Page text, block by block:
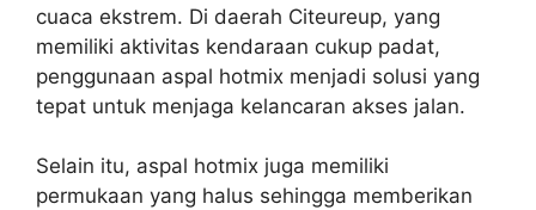
cuaca ekstrem. Di daerah Citeureup, yang
memiliki aktivitas kendaraan cukup padat,
penggunaan aspal hotmix menjadi solusi yang
tepat untuk menjaga kelancaran akses jalan.
Selain itu, aspal hotmix juga memiliki
permukaan yang halus sehingga memberikan